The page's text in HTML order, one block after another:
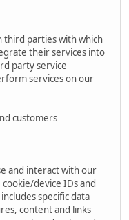
third parties with which
their services into
party service
services on our
customers
and interact with our
device IDs and
specific data
content and links